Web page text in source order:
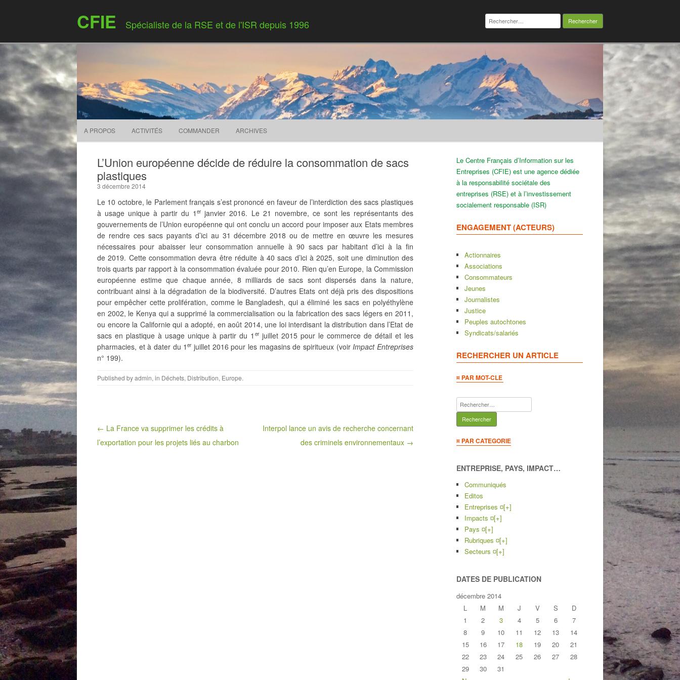
CFIE Spécialiste de la RSE et de l'ISR depuis 1996
Rechercher :
A PROPOS ACTIVITÉS COMMANDER ARCHIVES
L’Union européenne décide de réduire la consommation de sacs
plastiques
3 décembre 2014
Le 10 octobre, le Parlement français s’est prononcé en faveur de l’interdiction des sacs plastiques
à usage unique à partir du 1er janvier 2016. Le 21 novembre, ce sont les représentants des
gouvernements de l’Union européenne qui ont conclu un accord pour imposer aux Etats membres
de rendre ces sacs payants d’ici au 31 décembre 2018 ou de mettre en œuvre les mesures
nécessaires pour abaisser leur consommation annuelle à 90 sacs par habitant d’ici à la fin
de 2019. Cette consommation devra être réduite à 40 sacs d’ici à 2025, soit une diminution des
trois quarts par rapport à la consommation évaluée pour 2010. Rien qu’en Europe, la Commission
européenne estime que chaque année, 8 milliards de sacs sont dispersés dans la nature,
contribuant ainsi à la dégradation de la biodiversité. D’autres Etats ont déjà pris des dispositions
pour empêcher cette prolifération, comme le Bangladesh, qui a éliminé les sacs en polyéthylène
en 2002, le Kenya qui a supprimé la commercialisation ou la fabrication des sacs légers en 2011,
ou encore la Californie qui a adopté, en août 2014, une loi interdisant la distribution dans l’Etat de
sacs en plastique à usage unique à partir du 1 erjuillet 2015 pour le commerce de détail et les
pharmacies, et à dater du 1er juillet 2016 pour les magasins de spiritueux (voirImpact Entreprises
n° 199).
Published byadmin, in Déchets, Distribution, Europe.
Post navigation
← La France va supprimer les crédits à
l’exportation pour les projets liés au charbon
Interpol lance un avis de recherche concernant
des criminels environnementaux →
Le Centre Français d’Information sur les
Entreprises (CFIE) est une agence dédiée
à la responsabilité sociétale des
entreprises (RSE) et à l’investissement
socialement responsable (ISR)
ENGAGEMENT (ACTEURS)
Actionnaires
Associations
Consommateurs
Jeunes
Journalistes
Justice
Peuples autochtones
Syndicats/salariés
RECHERCHER UN ARTICLE
¤ PAR MOT-CLE
Rechercher :
¤ PAR CATEGORIE
ENTREPRISE, PAYS, IMPACT…
Communiqués
Editos
Entreprises ¤[+]
Impacts ¤[+]
Pays ¤[+]
Rubriques ¤[+]
Secteurs ¤[+]
DATES DE PUBLICATION
décembre 2014
L
M M J V S
D
1
2 3 4 5 6
7
8
9 10 11 12 13
14
15
16 17 18 19 20
21
22
23 24 25 26 27
28
29
30
31